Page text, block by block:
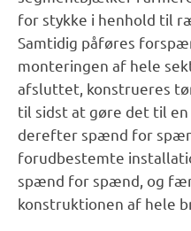
for stykke i henhold til
Samtidig påføres
monteringen af hele
afsluttet, konstrueres
til sidst at gøre det til
derefter spænd for
forudbestemte
spænd for spænd, og
konstruktionen af hele